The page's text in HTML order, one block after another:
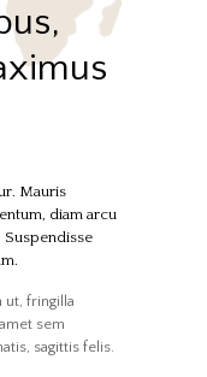
Mauris
diam arcu
Suspendisse
ut, fringilla
sem
sagittis felis.